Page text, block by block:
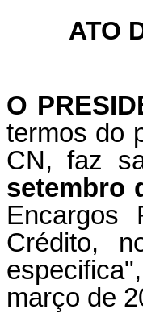
ATO
O
termos do
CN, faz
setembro
Encargos
Crédito,
março de